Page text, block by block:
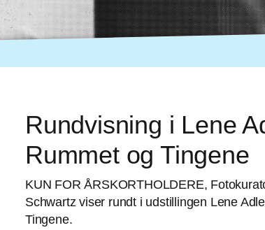
Rundvisning i Lene
Rummet og Tingene
KUN FOR ÅRSKORTHOLDERE,
Schwartz viser rundt i udstillingen Lene
Tingene.